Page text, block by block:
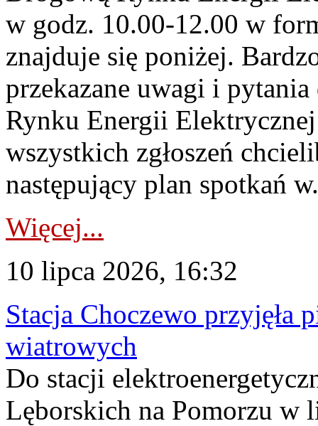
w godz. 10.00-12.00 w
znajduje się poniżej.
przekazane uwagi i
Rynku Energii
wszystkich zgłoszeń
następujący plan spotkań
Więcej...
10 lipca 2026, 16:32
Stacja Choczewo przyjęła
wiatrowych
Do stacji
Lęborskich na Pomorzu w